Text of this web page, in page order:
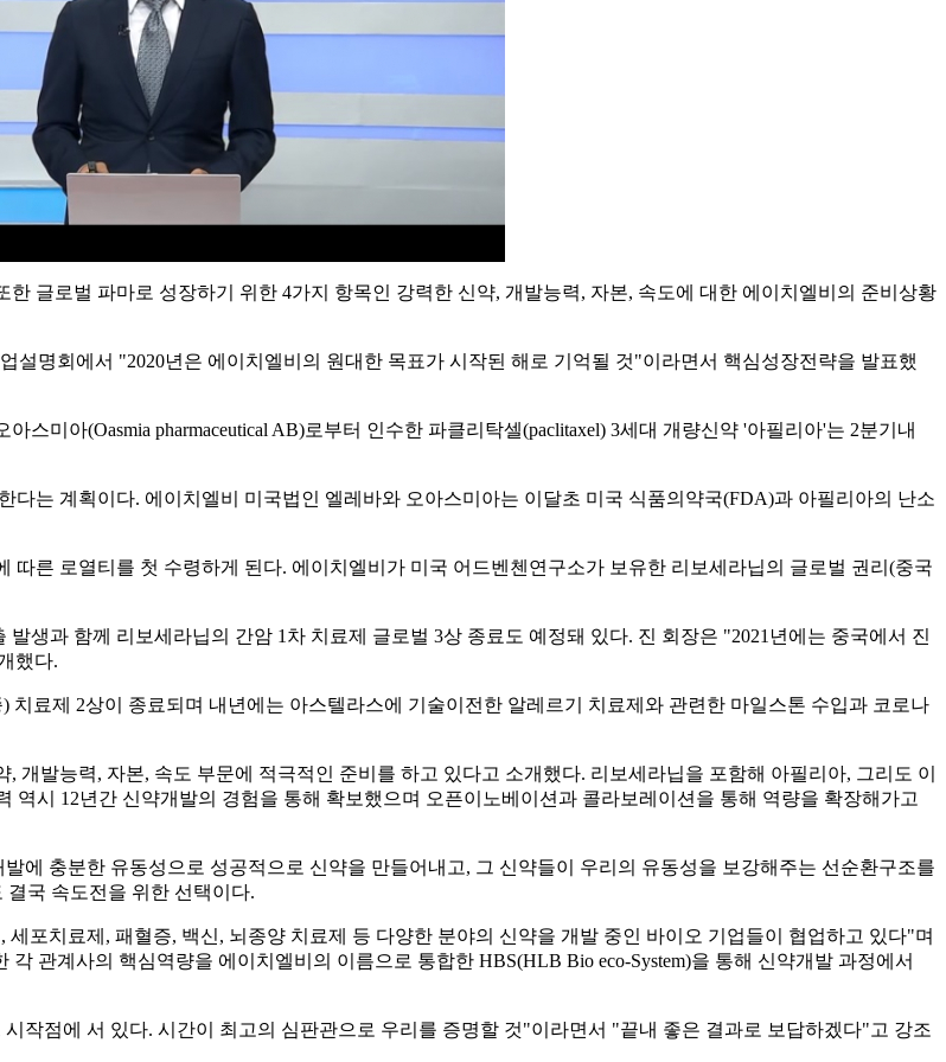
글로벌 파마로 성장하기 위한 4가지 항목인 강력한 신약, 개발능력, 자본, 속도에 대한 에이치엘비의 준비상황
설명회에서 "2020년은 에이치엘비의 원대한 목표가 시작된 해로 기억될 것"이라면서 핵심성장전략을 발표했
미아(Oasmia pharmaceutical AB)로부터 인수한 파클리탁셀(paclitaxel) 3세대 개량신약 '아필리아'는 2분기내
는 계획이다. 에이치엘비 미국법인 엘레바와 오아스미아는 이달초 미국 식품의약국(FDA)과 아필리아의 난소
른 로열티를 첫 수령하게 된다. 에이치엘비가 미국 어드벤첸연구소가 보유한 리보세라닙의 글로벌 권리(중국
생과 함께 리보세라닙의 간암 1차 치료제 글로벌 3상 종료도 예정돼 있다. 진 회장은 "2021년에는 중국에서 진
했다.
료제 2상이 종료되며 내년에는 아스텔라스에 기술이전한 알레르기 치료제와 관련한 마일스톤 수입과 코로나
발능력, 자본, 속도 부문에 적극적인 준비를 하고 있다고 소개했다. 리보세라닙을 포함해 아필리아, 그리도 이
시 12년간 신약개발의 경험을 통해 확보했으며 오픈이노베이션과 콜라보레이션을 통해 역량을 확장해가고
에 충분한 유동성으로 성공적으로 신약을 만들어내고, 그 신약들이 우리의 유동성을 보강해주는 선순환구조를
국 속도전을 위한 선택이다.
포치료제, 패혈증, 백신, 뇌종양 치료제 등 다양한 분야의 신약을 개발 중인 바이오 기업들이 협업하고 있다"며
관계사의 핵심역량을 에이치엘비의 이름으로 통합한 HBS(HLB Bio eco-System)을 통해 신약개발 과정에서
작점에 서 있다. 시간이 최고의 심판관으로 우리를 증명할 것"이라면서 "끝내 좋은 결과로 보답하겠다"고 강조